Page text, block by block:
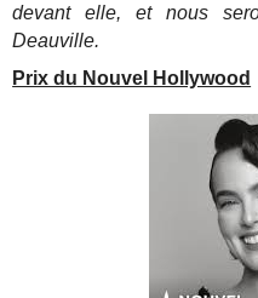
devant elle, et nous
Deauville.
Prix du Nouvel Hollywood